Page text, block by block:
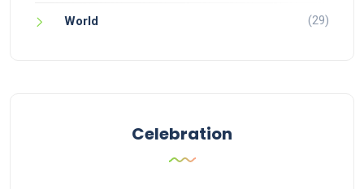
World (29)
Celebration